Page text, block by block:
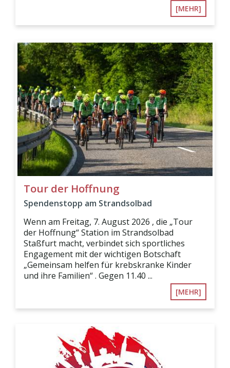
[MEHR]
Tour der Hoffnung
Spendenstopp am Strandsolbad
Wenn am Freitag, 7. August 2026 , die „Tour
der Hoffnung“ Station im Strandsolbad
Staßfurt macht, verbindet sich sportliches
Engagement mit der wichtigen Botschaft
„Gemeinsam helfen für krebskranke Kinder
und ihre Familien“ . Gegen 11.40 ...
[MEHR]